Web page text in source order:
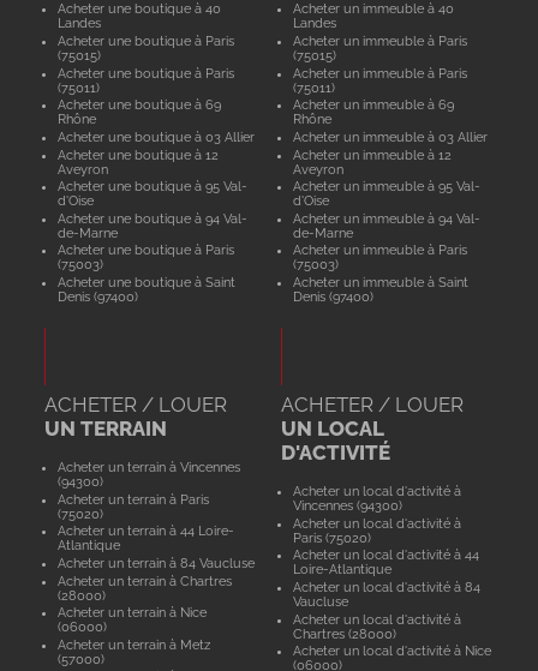
Acheter une boutique à 40
Landes
Acheter une boutique à Paris
(75015)
Acheter une boutique à Paris
(75011)
Acheter une boutique à 69
Rhône
Acheter une boutique à 03 Allier
Acheter une boutique à 12
Aveyron
Acheter une boutique à 95 Val-
d'Oise
Acheter une boutique à 94 Val-
de-Marne
Acheter une boutique à Paris
(75003)
Acheter une boutique à Saint
Denis (97400)
Acheter un immeuble à 40
Landes
Acheter un immeuble à Paris
(75015)
Acheter un immeuble à Paris
(75011)
Acheter un immeuble à 69
Rhône
Acheter un immeuble à 03 Allier
Acheter un immeuble à 12
Aveyron
Acheter un immeuble à 95 Val-
d'Oise
Acheter un immeuble à 94 Val-
de-Marne
Acheter un immeuble à Paris
(75003)
Acheter un immeuble à Saint
Denis (97400)
ACHETER / LOUER
UN TERRAIN
Acheter un terrain à Vincennes
(94300)
Acheter un terrain à Paris
(75020)
Acheter un terrain à 44 Loire-
Atlantique
Acheter un terrain à 84 Vaucluse
Acheter un terrain à Chartres
(28000)
Acheter un terrain à Nice
(06000)
Acheter un terrain à Metz
(57000)
ACHETER / LOUER
UN LOCAL
D'ACTIVITÉ
Acheter un local d'activité à
Vincennes (94300)
Acheter un local d'activité à
Paris (75020)
Acheter un local d'activité à 44
Loire-Atlantique
Acheter un local d'activité à 84
Vaucluse
Acheter un local d'activité à
Chartres (28000)
Acheter un local d'activité à Nice
(06000)